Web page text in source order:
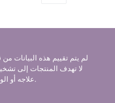
لا تهدف المنتجات إلى
علاجه أو الوقاية منه.